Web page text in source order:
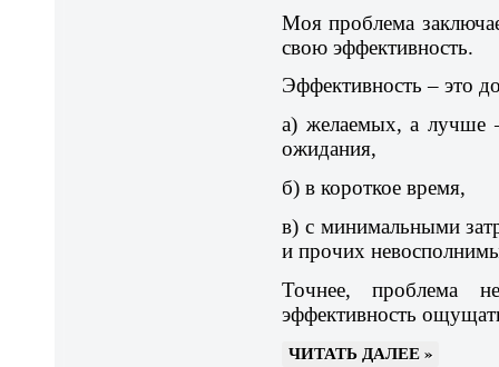
Моя проблема
свою эффективность.
Эффективность – это
а) желаемых, а
ожидания,
б) в короткое время,
в) с минимальными
и прочих
Точнее,
эффективность
ЧИТАТЬ ДАЛЕЕ »